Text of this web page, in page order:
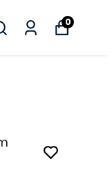
0